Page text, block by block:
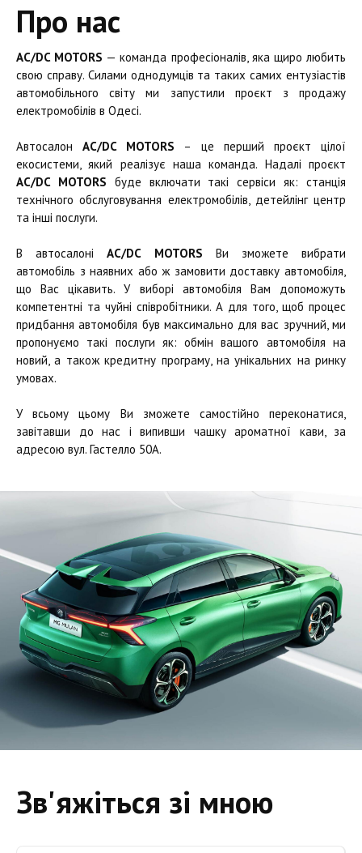
Про нас
AC/DC MOTORS — команда професіоналів, яка щиро любить
свою справу. Силами однодумців та таких самих ентузіастів
автомобільного світу ми запустили проєкт з продажу
електромобілів в Одесі.
АвтосалонAC/DC MOTORS – це перший проєкт цілої
екосистеми, який реалізує наша команда. Надалі проєкт
AC/DC MOTORS буде включати такі сервіси як: станція
технічного обслуговування електромобілів, детейлінг центр
та інші послуги.
В автосалоніAC/DC MOTORS Ви зможете вибрати
автомобіль з наявних або ж замовити доставку автомобіля,
що Вас цікавить. У виборі автомобіля Вам допоможуть
компетентні та чуйні співробітники. А для того, щоб процес
придбання автомобіля був максимально для вас зручний, ми
пропонуємо такі послуги як: обмін вашого автомобіля на
новий, а також кредитну програму, на унікальних на ринку
умовах.
У всьому цьому Ви зможете самостійно переконатися,
завітавши до нас і випивши чашку ароматної кави, за
адресою вул. Гастелло 50А.
Зв'яжіться зі мною